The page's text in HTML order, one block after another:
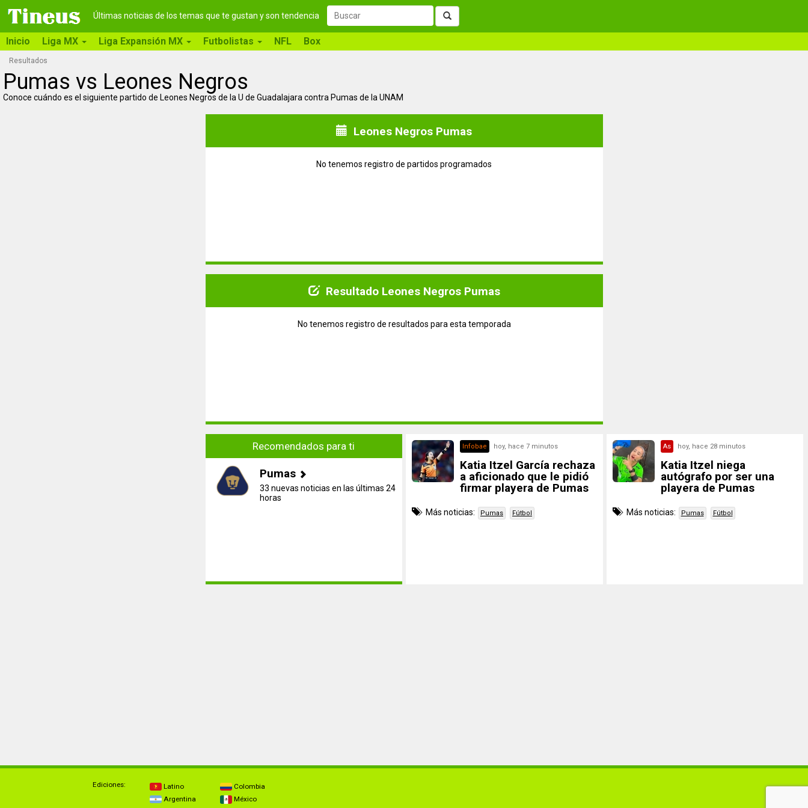
Últimas noticias de los temas que te gustan y son tendencia
Inicio Liga MX Liga Expansión MX Futbolistas NFL Box
Resultados
Pumas vs Leones Negros
Conoce cuándo es el siguiente partido de Leones Negros de la U de Guadalajara contra Pumas de la UNAM
Leones Negros Pumas
No tenemos registro de partidos programados
Resultado Leones Negros Pumas
No tenemos registro de resultados para esta temporada
Recomendados para ti
Pumas
33 nuevas noticias en las últimas 24
horas
Infobae hoy, hace 7 minutos
Katia Itzel García rechaza
a aficionado que le pidió
firmar playera de Pumas
Más noticias: Pumas Fútbol
As hoy, hace 28 minutos
Katia Itzel niega
autógrafo por ser una
playera de Pumas
Más noticias: Pumas Fútbol
Ediciones:
Latino
Argentina
Colombia
México